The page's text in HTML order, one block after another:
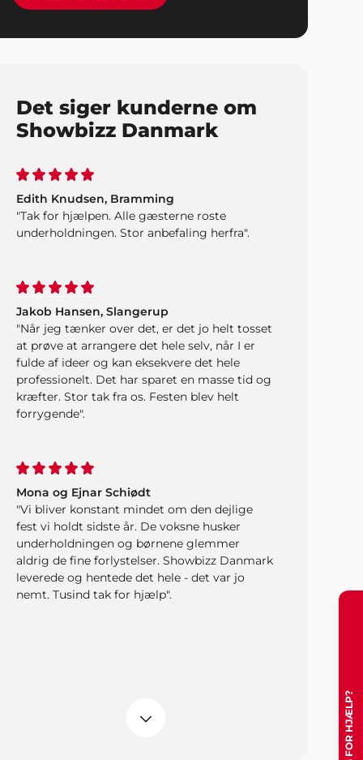
Det siger kunderne om
Showbizz Danmark
Edith Knudsen, Bramming
"Tak for hjælpen. Alle gæsterne roste
underholdningen. Stor anbefaling herfra".
Jakob Hansen, Slangerup
"Når jeg tænker over det, er det jo helt tosset
at prøve at arrangere det hele selv, når I er
fulde af ideer og kan eksekvere det hele
professionelt. Det har sparet en masse tid og
kræfter. Stor tak fra os. Festen blev helt
forrygende".
Mona og Ejnar Schiødt
"Vi bliver konstant mindet om den dejlige
fest vi holdt sidste år. De voksne husker
underholdningen og børnene glemmer
aldrig de fine forlystelser. Showbizz Danmark
leverede og hentede det hele - det var jo
nemt. Tusind tak for hjælp".